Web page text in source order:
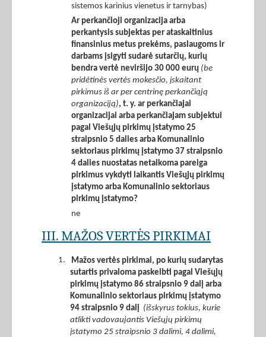
sistemos karinius vienetus ir tarnybas)
Ar perkančioji organizacija arba
perkantysis subjektas per ataskaitinius
finansinius metus prekėms, paslaugoms ir
darbams įsigyti sudarė sutarčių, kurių
bendra vertė neviršijo 30 000 eurų (be
pridėtinės vertės mokesčio, įskaitant
pirkimus iš ar per centrinę perkančiąją
organizaciją), t. y. ar perkančiajai
organizacijai arba perkančiajam subjektui
pagal Viešųjų pirkimų įstatymo 25
straipsnio 5 dalies arba Komunalinio
sektoriaus pirkimų įstatymo 37 straipsnio
4 dalies nuostatas netaikoma pareiga
pirkimus vykdyti laikantis Viešųjų pirkimų
įstatymo arba Komunalinio sektoriaus
pirkimų įstatymo?
ne
III. MAŽOS VERTĖS PIRKIMAI
1.
Mažos vertės pirkimai, po kurių sudarytas
sutartis privaloma paskelbti pagal Viešųjų
pirkimų įstatymo 86 straipsnio 9 dalį arba
Komunalinio sektoriaus pirkimų įstatymo
94 straipsnio 9 dalį (išskyrus tokius, kurie
atlikti vadovaujantis Viešųjų pirkimų
įstatymo 25 straipsnio 3 dalimi, 4 dalimi,